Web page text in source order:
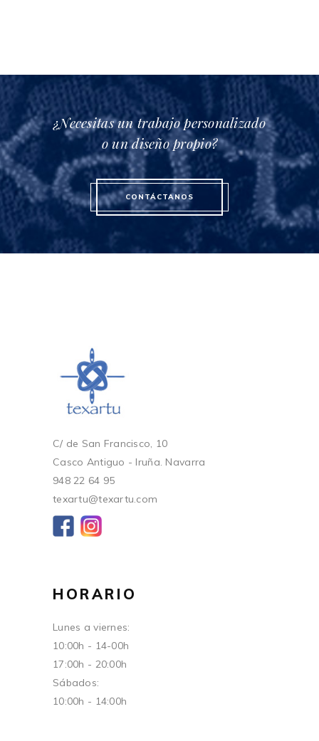
¿Necesitas un trabajo personalizado
o un diseño propio?
CONTÁCTANOS
C/ de San Francisco, 10
Casco Antiguo - Iruña. Navarra
948 22 64 95
texartu@texartu.com
HORARIO
Lunes a viernes:
10:00h - 14-00h
17:00h - 20:00h
Sábados:
10:00h - 14:00h